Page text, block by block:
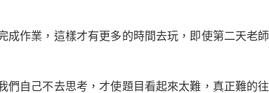
作業，這樣才有更多的時間去玩，即使第二天老師
自己不去思考，才使題目看起來太難，真正難的往